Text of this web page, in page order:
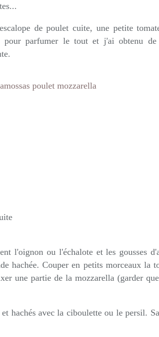
de poulet cuite, une petite
pour parfumer le tout et j'ai obtenu de
l'oignon ou l'échalote et les gousses
hachée. Couper en petits morceaux la
une partie de la mozzarella (garder
hachés avec la ciboulette ou le persil.